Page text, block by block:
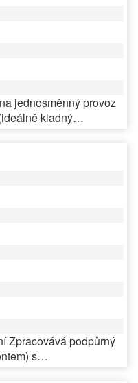
jednosměnný provoz
kladný…
Zpracovává podpůrný
s…